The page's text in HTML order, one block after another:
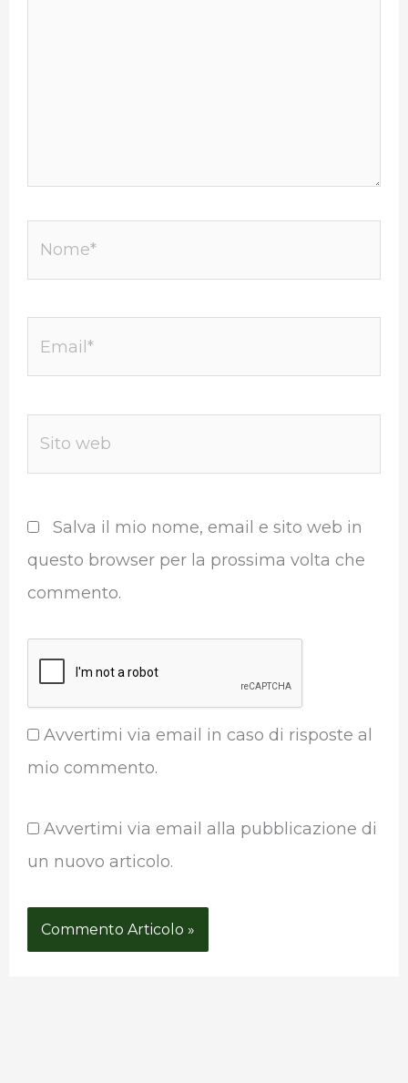
Salva il mio nome, email e sito web in
questo browser per la prossima volta che
commento.
Avvertimi via email in caso di risposte al
mio commento.
Avvertimi via email alla pubblicazione di
un nuovo articolo.